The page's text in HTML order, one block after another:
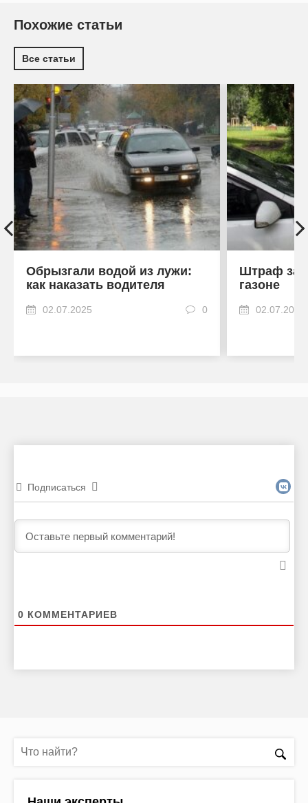
Похожие статьи
Все статьи
Обрызгали водой из лужи:
как наказать водителя
02.07.2025 0
Штраф за
газоне
02.07.2025
Подписаться
0 КОММЕНТАРИЕВ